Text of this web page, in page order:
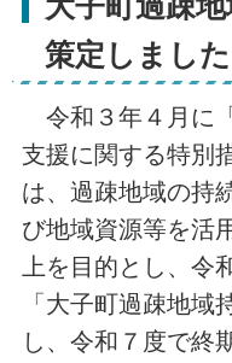
策定しました
令和３年４月に
支援に関する特別
は、過疎地域の持
び地域資源等を活
上を目的とし、令
「大子町過疎地域
し、令和７度で終